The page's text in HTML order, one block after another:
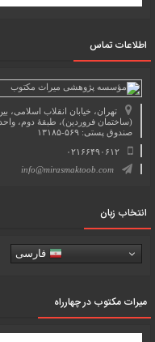
اطلاعات تماس
صندوق پستی: ۵۶۹-۱۳۱۸۵
۰۲۱۶۶۴۹۰۶۱۲
info@mirasmaktoob.com
انتخاب زبان
فارسی
میرات مکتوب در چهارراه